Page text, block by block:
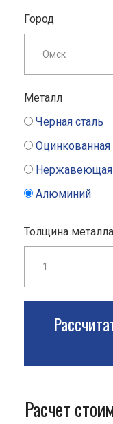
Город
Металл
Черная сталь
Оцинкованная
Нержавеющая
Алюминий
Толщина металла
Расчет